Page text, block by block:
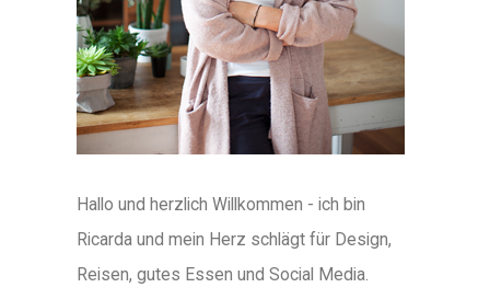
Hallo und herzlich Willkommen - ich bin
Ricarda und mein Herz schlägt für Design,
Reisen, gutes Essen und Social Media.